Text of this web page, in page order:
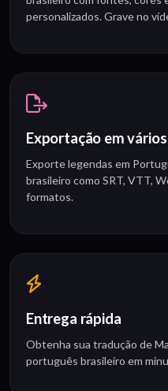
personalizados. Grave no
Exportação em
Exporte legendas em
brasileiro como SRT, VTT,
formatos.
Entrega rápida
Obtenha sua tradução de
português brasileiro em